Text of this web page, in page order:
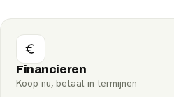
Financieren
Koop nu, betaal in termijnen